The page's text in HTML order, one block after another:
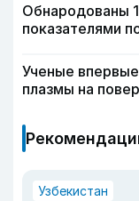
Обнародованы
показателями
Ученые
плазмы на
Узбекистан